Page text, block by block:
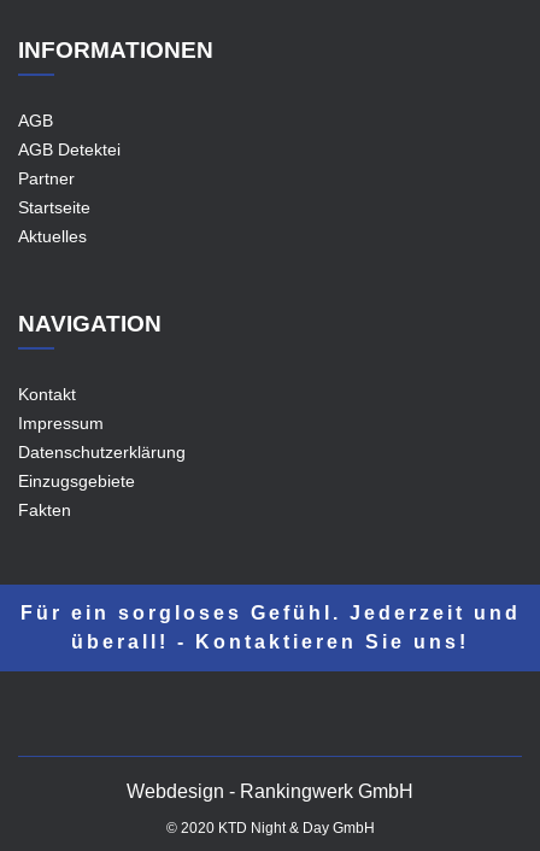
INFORMATIONEN
AGB
AGB Detektei
Partner
Startseite
Aktuelles
NAVIGATION
Kontakt
Impressum
Datenschutzerklärung
Einzugsgebiete
Fakten
Für ein sorgloses Gefühl. Jederzeit und
überall! - Kontaktieren Sie uns!
Webdesign - Rankingwerk GmbH
© 2020 KTD Night & Day GmbH